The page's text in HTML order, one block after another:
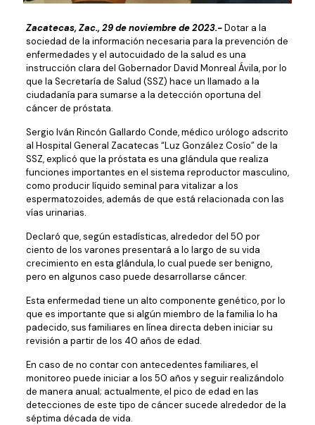
Zacatecas, Zac., 29 de noviembre de 2023.-Dotar a la
sociedad de la información necesaria para la prevención de
enfermedades y el autocuidado de la salud es una
instrucción clara del Gobernador David Monreal Ávila, por lo
que la Secretaría de Salud (SSZ) hace un llamado a la
ciudadanía para sumarse a la detección oportuna del
cáncer de próstata.
Sergio Iván Rincón Gallardo Conde, médico urólogo adscrito
al Hospital General Zacatecas “Luz González Cosío” de la
SSZ, explicó que la próstata es una glándula que realiza
funciones importantes en el sistema reproductor masculino,
como producir líquido seminal para vitalizar a los
espermatozoides, además de que está relacionada con las
vías urinarias.
Declaró que, según estadísticas, alrededor del 50 por
ciento de los varones presentará a lo largo de su vida
crecimiento en esta glándula, lo cual puede ser benigno,
pero en algunos caso puede desarrollarse cáncer.
Esta enfermedad tiene un alto componente genético, por lo
que es importante que si algún miembro de la familia lo ha
padecido, sus familiares en línea directa deben iniciar su
revisión a partir de los 40 años de edad.
En caso de no contar con antecedentes familiares, el
monitoreo puede iniciar a los 50 años y seguir realizándolo
de manera anual; actualmente, el pico de edad en las
detecciones de este tipo de cáncer sucede alrededor de la
séptima década de vida.